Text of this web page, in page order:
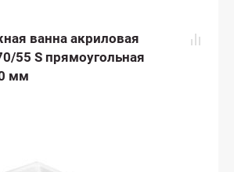
ванна акриловая
55 S прямоугольная
мм